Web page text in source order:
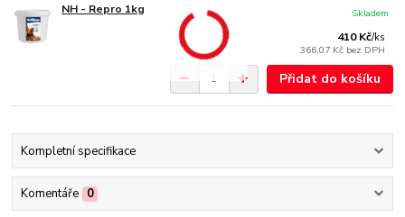
NH - Repro 1kg
410 Kč/ks
366,07 Kč bez DPH
Skladem
Přidat do košíku
Kompletní specifikace
Komentáře 0